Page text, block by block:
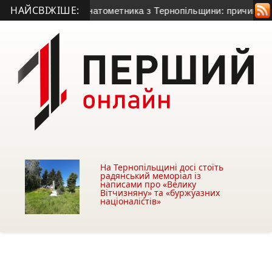
НАЙСВІЖІШЕ:
50-річного гранатометника з Тернопільщини: причина
На Тернопільщині досі стоїть
радянський меморіал із
написами про «Велику
Вітчизняну» та «буржуазних
націоналістів»